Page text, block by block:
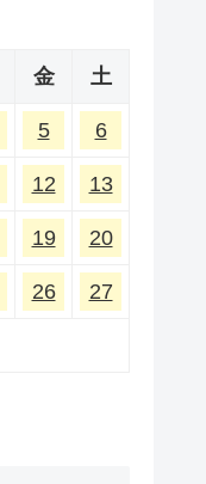
金 土
5 6
12 13
19 20
26 27